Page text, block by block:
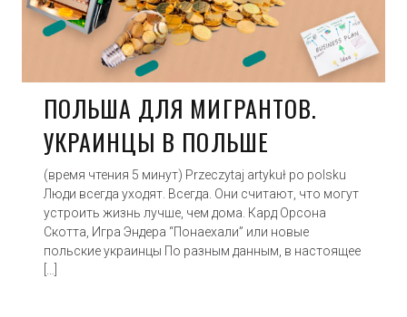
ПОЛЬША ДЛЯ МИГРАНТОВ.
УКРАИНЦЫ В ПОЛЬШЕ
(время чтения 5 минут) Przeczytaj artykuł po polsku
Люди всегда уходят. Всегда. Они считают, что могут
устроить жизнь лучше, чем дома. Кард Орсона
Скотта, Игра Эндера “Понаехали” или новые
польские украинцы По разным данным, в настоящее